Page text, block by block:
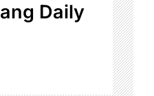
Daily